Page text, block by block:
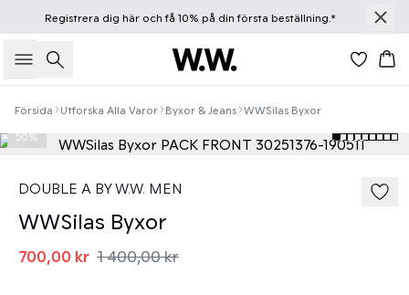
Registrera dig häroch få 10% på din första beställning.*
Sök
Försida Utforska Alla Varor Byxor & Jeans WWSilas Byxor
50%
DOUBLE A BY W.W. MEN
WWSilas Byxor
700,00 kr 1 400,00 kr